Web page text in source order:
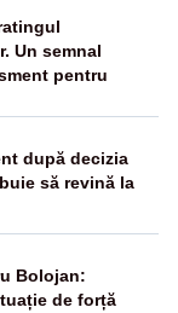
Un semnal
pentru
după decizia
să revină la
Bolojan:
de forță